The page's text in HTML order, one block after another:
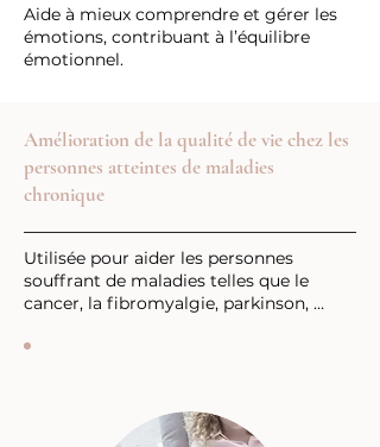
Aide à mieux comprendre et gérer les
émotions, contribuant à l’équilibre
émotionnel.
Amélioration de la qualité de vie chez les
personnes atteintes de maladies
chronique
Utilisée pour aider les personnes
souffrant de maladies telles que le
cancer, la fibromyalgie, parkinson, …